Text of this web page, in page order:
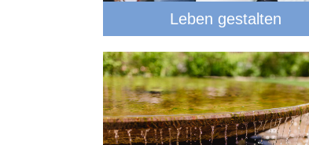
Leben gestalten